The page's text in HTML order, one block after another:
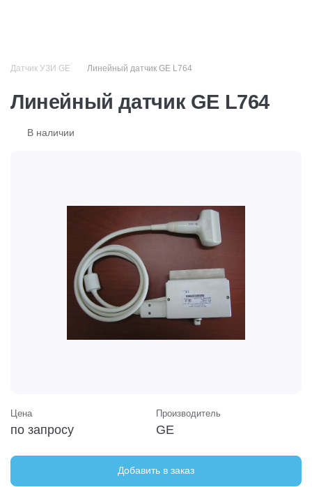
Датчик УЗИ GE Линейный датчик GE L764
Линейный датчик GE L764
В наличии
Цена
по запросу
Производитель
GE
Добавить в заказ